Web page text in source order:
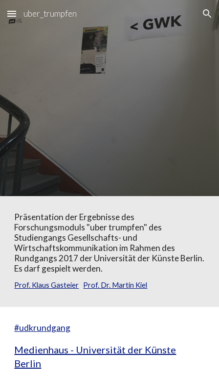
Skip to main content Skip to navigation
uber_trumpfen
Präsentation der Ergebnisse des
Forschungsmoduls "uber trumpfen" des
Studiengangs Gesellschafts- und
Wirtschaftskommunikation im Rahmen des
Rundgangs 2017 der Universität der Künste Berlin.
Es darf gespielt werden.
Prof. Klaus Gasteier Prof. Dr. Martin Kiel
#udkrundgang
Medienhaus - Universität der Künste
Berlin